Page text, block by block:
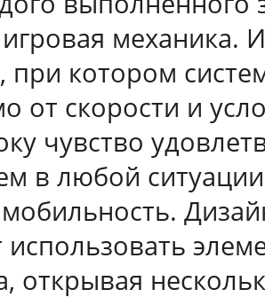
механика.
при котором
от скорости и
чувство
в любой
использовать
открывая